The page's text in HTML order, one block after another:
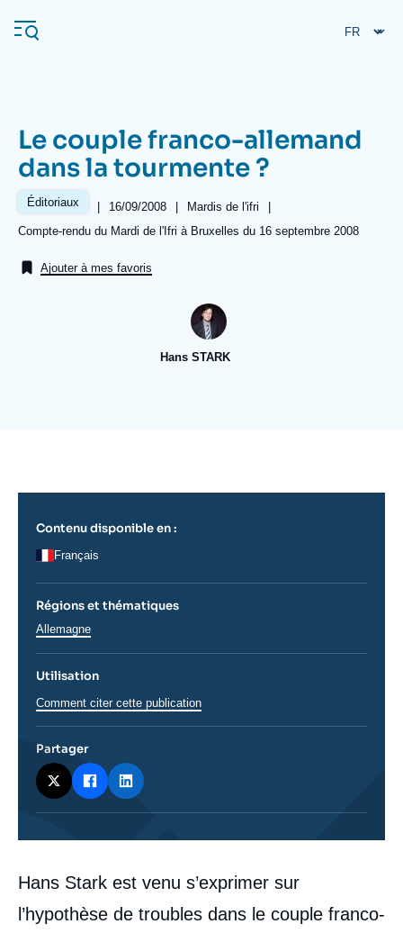
au
contenu
Navigation
principale
L'Ifri
Analyses
Proche-Orient
Le couple franco-allemand
dans la tourmente ?
Éditoriaux |
Date
de
16/09/2008 |
Référence
taxonomie
Mardis de l'ifri
|
Références
Compte-rendu du Mardi de l'Ifri à Bruxelles du 16 septembre 2008
Ajouter à mes favoris
Hans STARK
Corps
analyses
Hans Stark est venu s’exprimer sur
l’hypothèse de troubles dans le couple franco-
Contenu disponible en :
Français
Régions et thématiques
Régions
Allemagne
Utilisation
Comment citer cette publication
Partager